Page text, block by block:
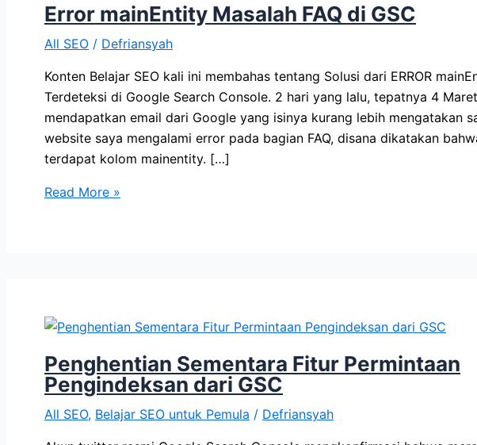
Error mainEntity Masalah FAQ di GSC
All SEO / Defriansyah
Konten Belajar SEO kali ini membahas tentang Solusi dari ERROR
Terdeteksi di Google Search Console. 2 hari yang lalu, tepatnya 4
mendapatkan email dari Google yang isinya kurang lebih mengatakan
website saya mengalami error pada bagian FAQ, disana dikatakan
terdapat kolom mainentity. […]
Error
Read More »
Penghentian Sementara Fitur Permintaan
Pengindeksan dari GSC
All SEO, Belajar SEO untuk Pemula / Defriansyah